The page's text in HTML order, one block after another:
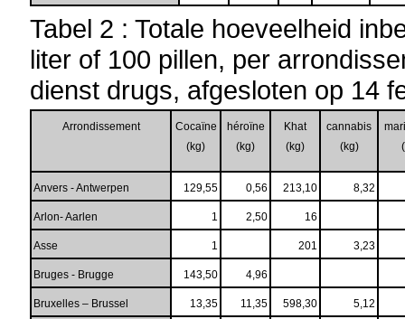
Tabel 2 : Totale hoeveelheid
liter of 100 pillen, per
dienst drugs, afgesloten op 14
Arrondissement
Cocaïne
(kg)
héroïne
(kg)
Khat
(kg)
cannabis
(kg)
Anvers - Antwerpen 129,55 0,56 213,10 8,32
Arlon- Aarlen 1 2,50 16
Asse 1 201 3,23
Bruges - Brugge 143,50 4,96
Bruxelles – Brussel 13,35 11,35 598,30 5,12